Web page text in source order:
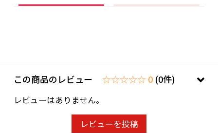
この商品のレビュー ☆☆☆☆☆ 0 (0件)
レビューはありません。
レビューを投稿